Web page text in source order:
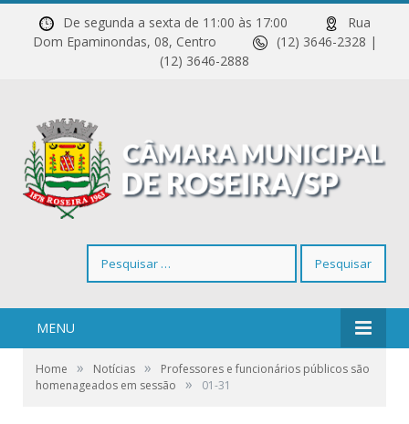
De segunda a sexta de 11:00 às 17:00
Rua
Dom Epaminondas, 08, Centro
(12) 3646-2328 |
(12) 3646-2888
por:
MENU
Home » Notícias »
Professores e funcionários públicos são
homenageados em sessão
» 01-31